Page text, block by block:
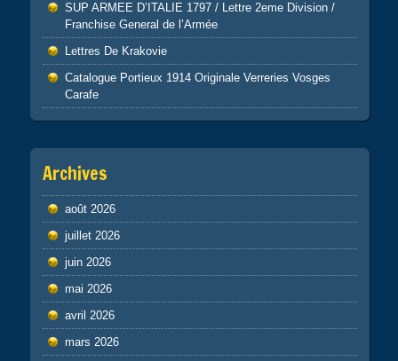
SUP ARMEE D’ITALIE 1797 / Lettre 2eme Division /
Franchise General de l’Armée
Lettres De Krakovie
Catalogue Portieux 1914 Originale Verreries Vosges
Carafe
Archives
août 2026
juillet 2026
juin 2026
mai 2026
avril 2026
mars 2026